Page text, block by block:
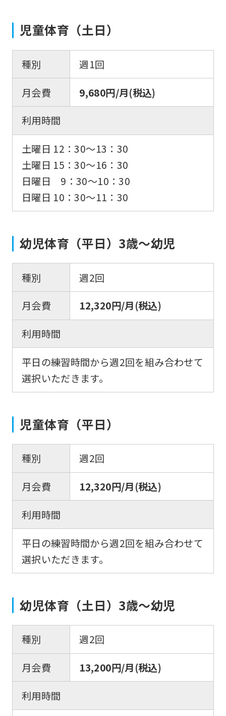
児童体育（土日）
種別
週1回
月会費
9,680円/月(税込)
利用時間
土曜日 12：30〜13：30
土曜日 15：30〜16：30
日曜日 9：30〜10：30
日曜日 10：30〜11：30
幼児体育（平日）3歳～幼児
種別
週2回
月会費
12,320円/月(税込)
利用時間
平日の練習時間から週2回を組み合わせて
選択いただきます。
児童体育（平日）
種別
週2回
月会費
12,320円/月(税込)
利用時間
平日の練習時間から週2回を組み合わせて
選択いただきます。
幼児体育（土日）3歳～幼児
種別
週2回
月会費
13,200円/月(税込)
利用時間